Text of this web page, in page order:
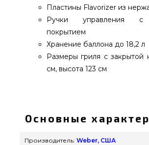
Пластины Flavorizer из
Ручки управления с
покрытием
Хранение баллона до 18,2 л
Размеры гриля с закрытой
см, высота 123 см
бренда Weber, США по
всего 103 899 грн. в онлайн
грилей Гриль Поинт. Смотрите и
Основные
Производитель: Weber, США